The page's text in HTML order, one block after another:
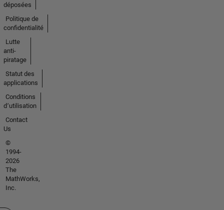
déposées
Politique de
confidentialité
Lutte
anti-
piratage
Statut des
applications
Conditions
d՚utilisation
Contact
Us
©
1994-
2026
The
MathWorks,
Inc.